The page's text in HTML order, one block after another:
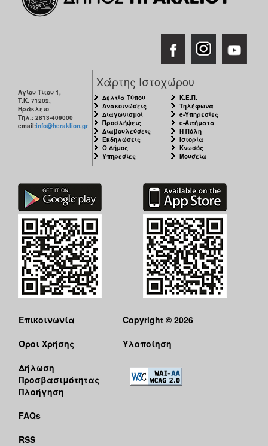
Αγίου Τίτου 1,
Τ.Κ. 71202,
Ηράκλειο
Τηλ.: 2813-409000
email:info@heraklion.gr
Χάρτης Ιστοχώρου
Δελτία Τύπου
Ανακοινώσεις
Διαγωνισμοί
Προσλήψεις
Διαβουλεύσεις
Εκδηλώσεις
Ο Δήμος
Υπηρεσίες
Κ.Ε.Π.
Τηλέφωνα
e-Υπηρεσίες
e-Αιτήματα
Η Πόλη
Ιστορία
Κνωσός
Μουσεία
Επικοινωνία
Όροι Χρήσης
Δήλωση
Προσβασιμότητας
Πλοήγηση
FAQs
RSS
Copyright © 2026
Υλοποίηση